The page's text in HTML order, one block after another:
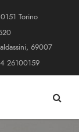
Torino
69007
26100159